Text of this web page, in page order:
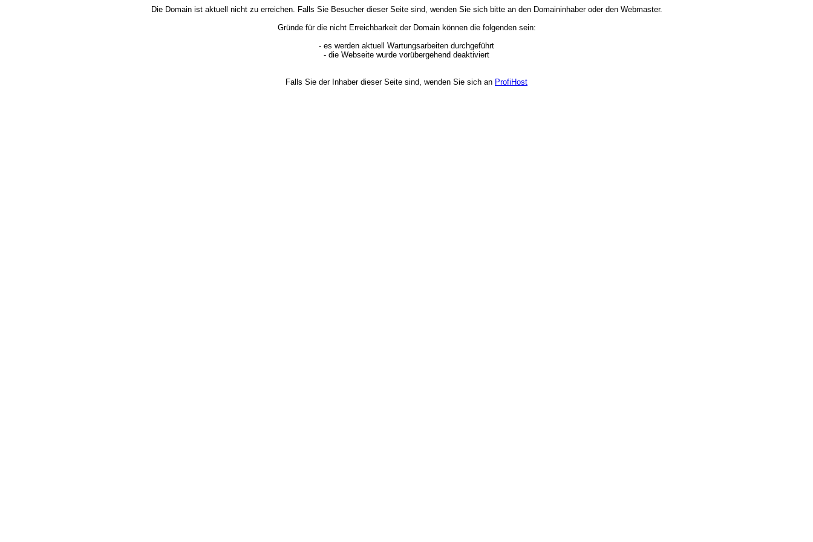
Die Domain ist aktuell nicht zu erreichen. Falls Sie Besucher dieser Seite sind, wenden Sie sich bitte an den Domaininhaber oder den Webmaster.
Gründe für die nicht Erreichbarkeit der Domain können die folgenden sein:
- es werden aktuell Wartungsarbeiten durchgeführt
- die Webseite wurde vorübergehend deaktiviert
Falls Sie der Inhaber dieser Seite sind, wenden Sie sich an ProfiHost